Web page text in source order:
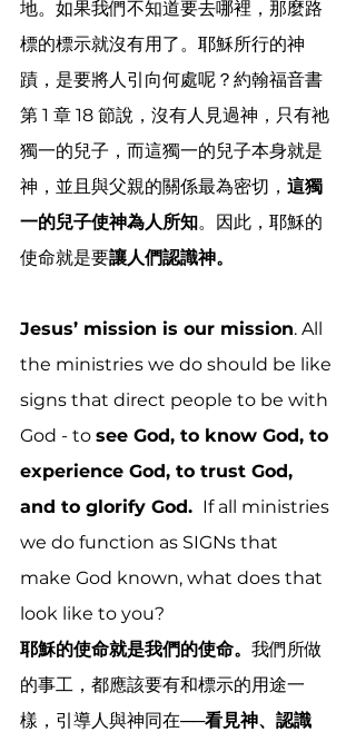
地。如果我們不知道要去哪裡，那麼路
標的標示就沒有用了。耶穌所行的神
蹟，是要將人引向何處呢？約翰福音書
第 1 章 18 節說，沒有人見過神，只有祂
獨一的兒子，而這獨一的兒子本身就是
神，並且與父親的關係最為密切， 這獨
一的兒子使神為人所知。因此，耶穌的
使命就是要讓人們認識神。
Jesus’ mission is our mission. All
the ministries we do should be like
signs that direct people to be with
God - to see God, to know God, to
experience God, to trust God,
and to glorify God. If all ministries
we do function as SIGNs that
make God known, what does that
look like to you?
耶穌的使命就是我們的使命。 我們所做
的事工，都應該要有和標示的用途一
樣，引導人與神同在──看見神、認識